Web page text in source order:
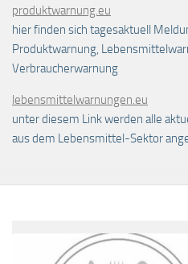
produktwarnung.eu
hier finden sich tagesaktuell
Produktwarnung,
Verbraucherwarnung
lebensmittelwarnungen.eu
unter diesem Link werden alle
aus dem Lebensmittel-Sektor